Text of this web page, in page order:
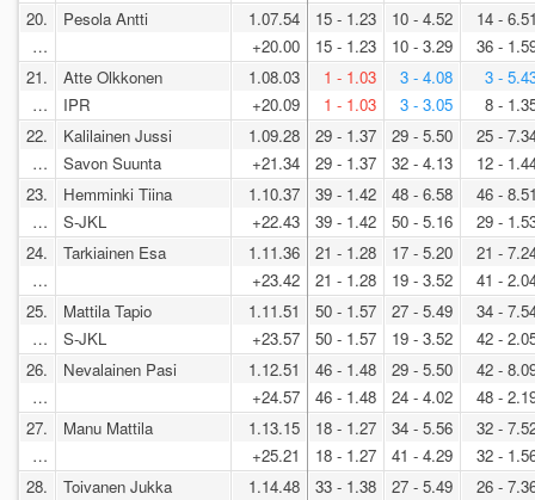
20.
…
Pesola Antti
1.07.54
+20.00
15 - 1.23
15 - 1.23
10 - 4.52
10 - 3.29
14 -
36 -
21.
…
Atte Olkkonen
IPR
1.08.03
+20.09
1 - 1.03
1 - 1.03
3 - 4.08
3 - 3.05
3 -
8 -
22.
…
Kalilainen Jussi
Savon Suunta
1.09.28
+21.34
29 - 1.37
29 - 1.37
29 - 5.50
32 - 4.13
25 -
12 -
23.
…
Hemminki Tiina
S-JKL
1.10.37
+22.43
39 - 1.42
39 - 1.42
48 - 6.58
50 - 5.16
46 -
29 -
24.
…
Tarkiainen Esa
1.11.36
+23.42
21 - 1.28
21 - 1.28
17 - 5.20
19 - 3.52
21 -
41 -
25.
…
Mattila Tapio
S-JKL
1.11.51
+23.57
50 - 1.57
50 - 1.57
27 - 5.49
19 - 3.52
34 -
42 -
26.
…
Nevalainen Pasi
1.12.51
+24.57
46 - 1.48
46 - 1.48
29 - 5.50
24 - 4.02
42 -
48 -
27.
…
Manu Mattila
1.13.15
+25.21
18 - 1.27
18 - 1.27
34 - 5.56
41 - 4.29
32 -
32 -
28.
Toivanen Jukka
1.14.48
33 - 1.38
27 - 5.49
26 -